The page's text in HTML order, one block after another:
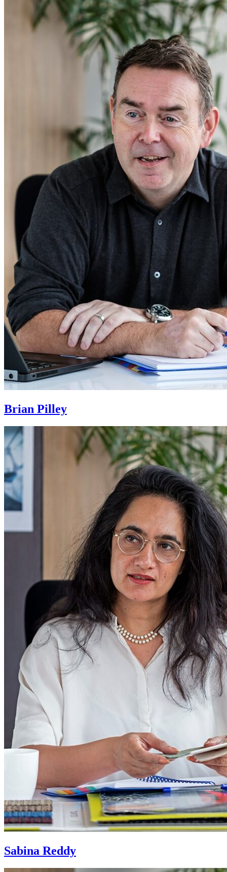
Brian Pilley
Sabina Reddy